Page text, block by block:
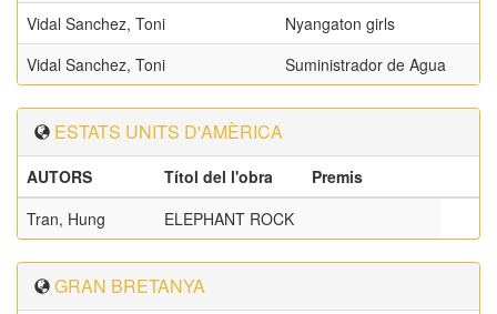
Vidal Sanchez, Toni
Nyangaton girls
Vidal Sanchez, Toni
Suministrador de Agua
ESTATS UNITS D'AMÈRICA
AUTORS Títol del l'obra
Premis
Tran, Hung
ELEPHANT ROCK
GRAN BRETANYA